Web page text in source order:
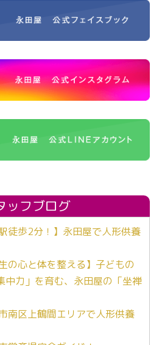
ッフブログ
駅徒歩2分！】永田屋で人形供養
の心と体を整える】子どもの
中力」を育む、永田屋の「坐禅
南区上鶴間エリアで人形供養